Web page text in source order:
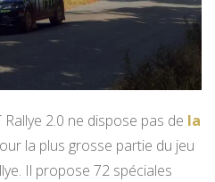
2.0 ne dispose pas de la
la plus grosse partie du jeu
Il propose 72 spéciales